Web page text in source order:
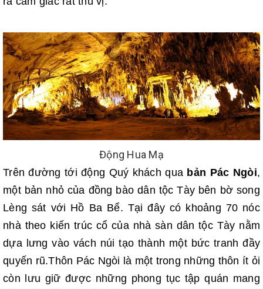
Động Hua Mạ
Trên đường tới động Quý khách qua bản Pác Ngòi,
một bản nhỏ của đồng bào dân tộc Tày bên bờ song
Lèng sát với Hồ Ba Bể. Tại đây có khoảng 70 nóc
nhà theo kiến trúc cổ của nhà sàn dân tộc Tày nằm
dựa lưng vào vách núi tạo thành một bức tranh đầy
quyến rũ.Thôn Pác Ngòi là một trong những thôn ít ỏi
còn lưu giữ được những phong tục tập quán mang